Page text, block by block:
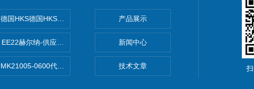
德国HKS德国HKS液压旋转摆动缸
EE22赫尔纳-供应MichaelRiedel变压器
MK21005-0600代理德国MK Tools钻头MK21005-0600 刀具
产品展示
新闻中心
技术文章